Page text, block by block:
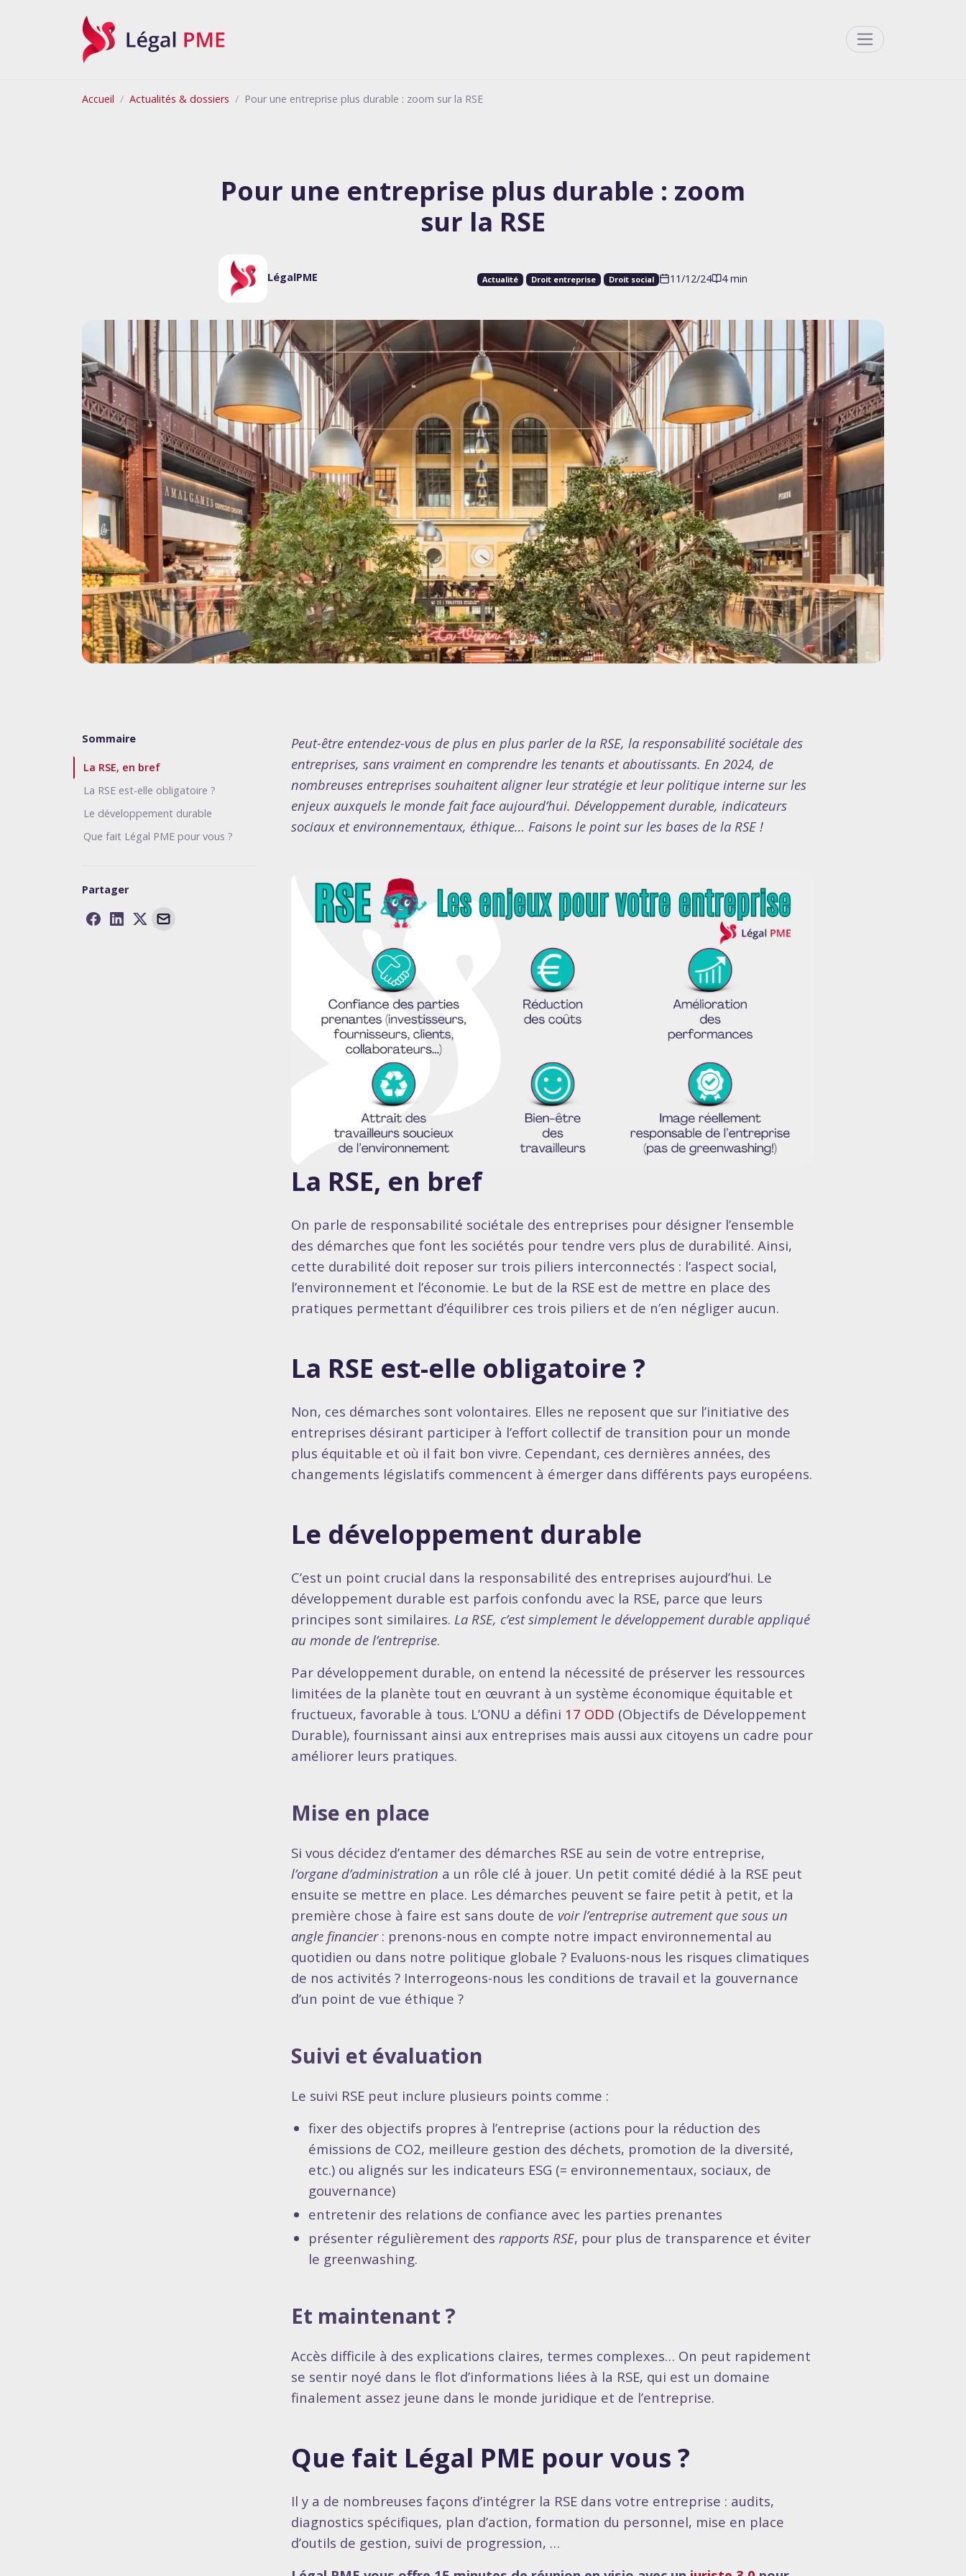
Menu
Accueil Actualités & dossiers Pour une entreprise plus durable : zoom sur la RSE
Pour une entreprise plus durable : zoom
sur la RSE
LégalPME Actualité Droit entreprise Droit social 11/12/24 4 min
Sommaire
La RSE, en bref
La RSE est-elle obligatoire ?
Le développement durable
Que fait Légal PME pour vous ?
Partager
Peut-être entendez-vous de plus en plus parler de la RSE, la responsabilité sociétale des
entreprises, sans vraiment en comprendre les tenants et aboutissants. En 2024, de
nombreuses entreprises souhaitent aligner leur stratégie et leur politique interne sur les
enjeux auxquels le monde fait face aujourd’hui. Développement durable, indicateurs
sociaux et environnementaux, éthique… Faisons le point sur les bases de la RSE !
La RSE, en bref
On parle de responsabilité sociétale des entreprises pour désigner l’ensemble
des démarches que font les sociétés pour tendre vers plus de durabilité. Ainsi,
cette durabilité doit reposer sur trois piliers interconnectés : l’aspect social,
l’environnement et l’économie. Le but de la RSE est de mettre en place des
pratiques permettant d’équilibrer ces trois piliers et de n’en négliger aucun.
La RSE est-elle obligatoire ?
Non, ces démarches sont volontaires. Elles ne reposent que sur l’initiative des
entreprises désirant participer à l’effort collectif de transition pour un monde
plus équitable et où il fait bon vivre. Cependant, ces dernières années, des
changements législatifs commencent à émerger dans différents pays européens.
Le développement durable
C’est un point crucial dans la responsabilité des entreprises aujourd’hui. Le
développement durable est parfois confondu avec la RSE, parce que leurs
principes sont similaires. La RSE, c’est simplement le développement durable appliqué
au monde de l’entreprise.
Par développement durable, on entend la nécessité de préserver les ressources
limitées de la planète tout en œuvrant à un système économique équitable et
fructueux, favorable à tous. L’ONU a défini 17 ODD (Objectifs de Développement
Durable), fournissant ainsi aux entreprises mais aussi aux citoyens un cadre pour
améliorer leurs pratiques.
Mise en place
Si vous décidez d’entamer des démarches RSE au sein de votre entreprise,
l’organe d’administration a un rôle clé à jouer. Un petit comité dédié à la RSE peut
ensuite se mettre en place. Les démarches peuvent se faire petit à petit, et la
première chose à faire est sans doute de voir l’entreprise autrement que sous un
angle financier : prenons-nous en compte notre impact environnemental au
quotidien ou dans notre politique globale ? Evaluons-nous les risques climatiques
de nos activités ? Interrogeons-nous les conditions de travail et la gouvernance
d’un point de vue éthique ?
Suivi et évaluation
Le suivi RSE peut inclure plusieurs points comme :
fixer des objectifs propres à l’entreprise (actions pour la réduction des
émissions de CO2, meilleure gestion des déchets, promotion de la diversité,
etc.) ou alignés sur les indicateurs ESG (= environnementaux, sociaux, de
gouvernance)
entretenir des relations de confiance avec les parties prenantes
présenter régulièrement des rapports RSE, pour plus de transparence et éviter
le greenwashing.
Et maintenant ?
Accès difficile à des explications claires, termes complexes… On peut rapidement
se sentir noyé dans le flot d’informations liées à la RSE, qui est un domaine
finalement assez jeune dans le monde juridique et de l’entreprise.
Que fait Légal PME pour vous ?
Il y a de nombreuses façons d’intégrer la RSE dans votre entreprise : audits,
diagnostics spécifiques, plan d’action, formation du personnel, mise en place
d’outils de gestion, suivi de progression, …